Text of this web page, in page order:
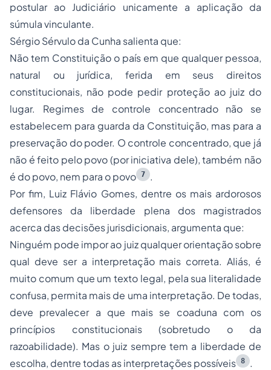
postular ao Judiciário unicamente a aplicação da
súmula vinculante.
Sérgio Sérvulo da Cunha salienta que:
Não tem Constituição o país em que qualquer pessoa,
natural ou jurídica, ferida em seus direitos
constitucionais, não pode pedir proteção ao juiz do
lugar. Regimes de controle concentrado não se
estabelecem para guarda da Constituição, mas para a
preservação do poder. O controle concentrado, que já
não é feito pelo povo (por iniciativa dele), também não
é do povo, nem para o povo 7
.
Por fim, Luiz Flávio Gomes, dentre os mais ardorosos
defensores da liberdade plena dos magistrados
acerca das decisões jurisdicionais, argumenta que:
Ninguém pode impor ao juiz qualquer orientação sobre
qual deve ser a interpretação mais correta. Aliás, é
muito comum que um texto legal, pela sua literalidade
confusa, permita mais de uma interpretação. De todas,
deve prevalecer a que mais se coaduna com os
princípios constitucionais (sobretudo o da
razoabilidade). Mas o juiz sempre tem a liberdade de
escolha, dentre todas as interpretações possíveis 8
.